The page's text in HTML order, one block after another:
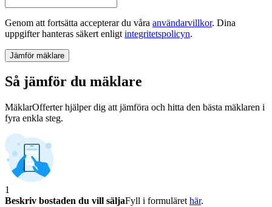
Genom att fortsätta accepterar du våra användarvillkor. Dina
uppgifter hanteras säkert enligt integritetspolicyn.
Jämför mäklare
Så jämför du mäklare
MäklarOfferter hjälper dig att jämföra och hitta den bästa mäklaren i
fyra enkla steg.
1
Beskriv bostaden du vill säljaFyll i formuläret här.